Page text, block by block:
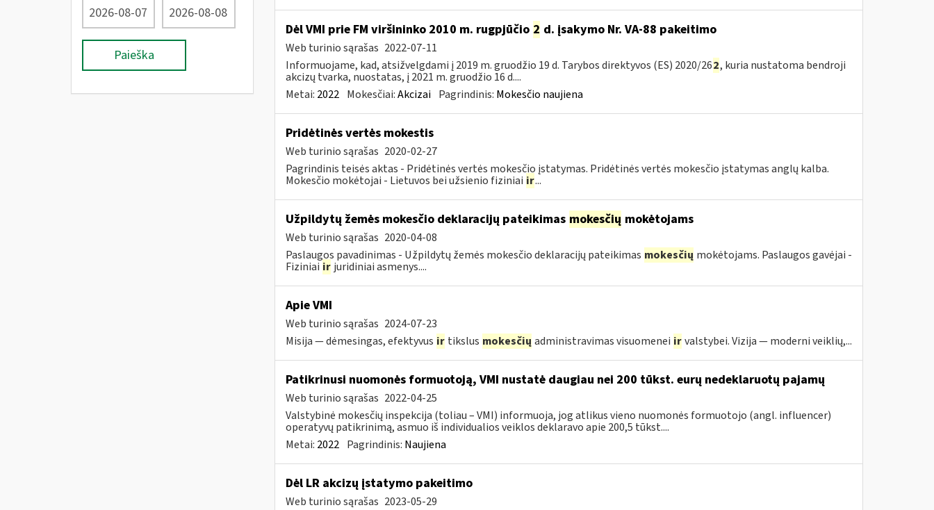
Paieška
Dėl VMI prie FM viršininko 2010 m. rugpjūčio 2 d. įsakymo Nr. VA-88 pakeitimo
Web turinio sąrašas 2022-07-11
Informuojame, kad, atsižvelgdami į 2019 m. gruodžio 19 d. Tarybos direktyvos (ES) 2020/262, kuria nustatoma bendroji
akcizų tvarka, nuostatas, į 2021 m. gruodžio 16 d....
Metai: 2022 Mokesčiai:Akcizai Pagrindinis: Mokesčio naujiena
Pridėtinės vertės mokestis
Web turinio sąrašas 2020-02-27
Pagrindinis teisės aktas - Pridėtinės vertės mokesčio įstatymas. Pridėtinės vertės mokesčio įstatymas anglų kalba.
Mokesčio mokėtojai - Lietuvos bei užsienio fiziniai ir...
Užpildytų žemės mokesčio deklaracijų pateikimas mokesčių mokėtojams
Web turinio sąrašas 2020-04-08
Paslaugos pavadinimas - Užpildytų žemės mokesčio deklaracijų pateikimas mokesčių mokėtojams. Paslaugos gavėjai -
Fiziniai ir juridiniai asmenys....
Apie VMI
Web turinio sąrašas 2024-07-23
Misija — dėmesingas, efektyvus ir tikslus mokesčių administravimas visuomenei ir valstybei. Vizija — moderni veiklių,...
Patikrinusi nuomonės formuotoją, VMI nustatė daugiau nei 200 tūkst. eurų nedeklaruotų pajamų
Web turinio sąrašas 2022-04-25
Valstybinė mokesčių inspekcija (toliau – VMI) informuoja, jog atlikus vieno nuomonės formuotojo (angl. influencer)
operatyvų patikrinimą, asmuo iš individualios veiklos deklaravo apie 200,5 tūkst....
Metai: 2022 Pagrindinis: Naujiena
Dėl LR akcizų įstatymo pakeitimo
Web turinio sąrašas 2023-05-29